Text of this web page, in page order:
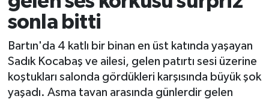
sonla bitti
Bartın'da 4 katlı bir binan en üst katında yaşayan
Sadık Kocabaş ve ailesi, gelen patırtı sesi üzerine
koştukları salonda gördükleri karşısında büyük şok
yaşadı. Asma tavan arasında günlerdir gelen
Ekonomi
Sağlık
Tokat Haber